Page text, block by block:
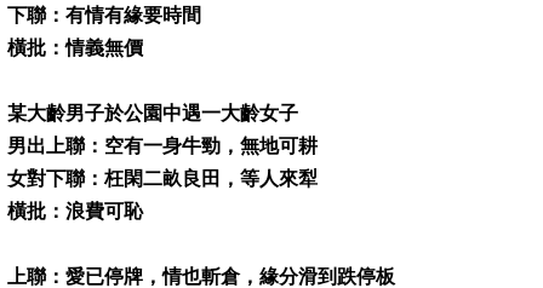
下聯：有情有緣要時間
橫批：情義無價
某大齡男子於公園中遇一大齡女子
男出上聯：空有一身牛勁，無地可耕
女對下聯：枉閑二畝良田，等人來犁
橫批：浪費可恥
上聯：愛已停牌，情也斬倉，緣分滑到跌停板